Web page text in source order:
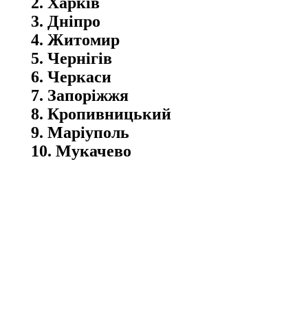
3. Дніпро
4. Житомир
5. Чернігів
6. Черкаси
7. Запоріжжя
8. Кропивницький
9. Маріуполь
10. Мукачево